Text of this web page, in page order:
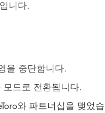
니다.
을 중단합니다.
드로 전환됩니다.
와 파트너십을 맺었습